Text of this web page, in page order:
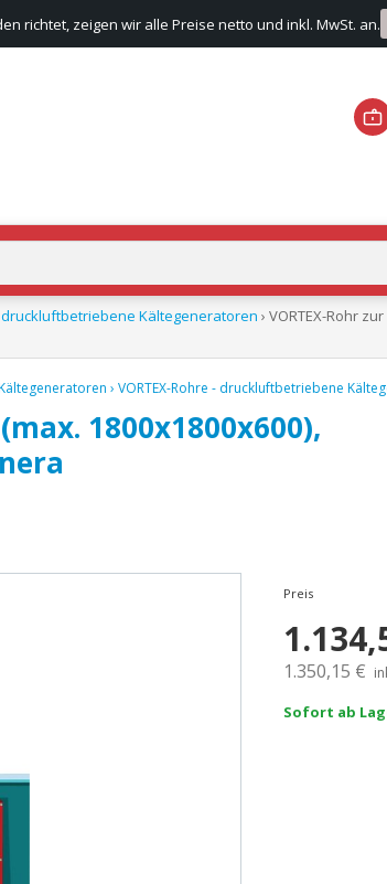
richtet, zeigen wir alle Preise netto und inkl. MwSt. an.
druckluftbetriebene Kältegeneratoren › VORTEX-Rohr
› VORTEX-Rohre - druckluftbetriebene
1800x1800x600),
Preis
1.350,15 €
Sofort ab